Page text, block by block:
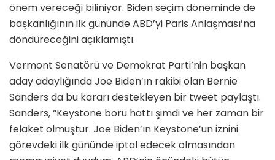
önem vereceği biliniyor. Biden seçim döneminde de
başkanlığının ilk gününde ABD’yi Paris Anlaşması’na
döndüreceğini açıklamıştı.
Vermont Senatörü ve Demokrat Parti’nin başkan
aday adaylığında Joe Biden’ın rakibi olan Bernie
Sanders da bu kararı destekleyen bir tweet paylaştı.
Sanders, “Keystone boru hattı şimdi ve her zaman bir
felaket olmuştur. Joe Biden’ın Keystone’un iznini
görevdeki ilk gününde iptal edecek olmasından